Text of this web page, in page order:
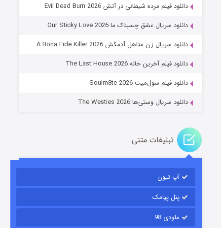
عملیات آپارتمان
قسمت۲ (زیرنویس) منتشر شد
مردگان متحرک: شهر مرده ۳
دانلود فیلم مرده شیطانی در آتش Evil Dead Burn 2026
دانلود سریال عشق چسبناک ما Our Sticky Love 2026
دانلود سریال زن متاهل آدمکش A Bona Fide Killer 2026
دانلود فیلم آخرین خانه The Last House 2026
دانلود فیلم سول‌میت Soulm8te 2026
دانلود سریال وستی‌ها The Westies 2026
تبلیغات متنی
آپ تیون
پنل پیامک
ملودی 98